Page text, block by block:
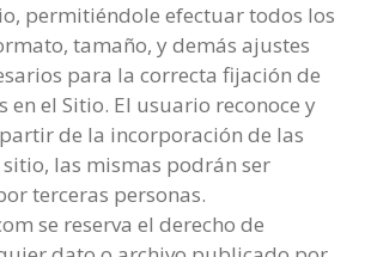
permitiéndole efectuar todos los
tamaño, y demás ajustes
para la correcta fijación de
en el Sitio. El usuario reconoce y
de la incorporación de las
las mismas podrán ser
terceras personas.
se reserva el derecho de